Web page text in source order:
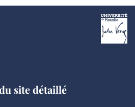
site détaillé